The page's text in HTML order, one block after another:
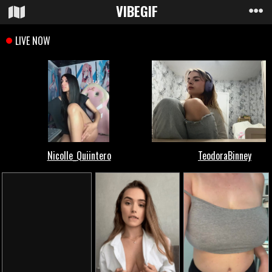
VIBEGIF